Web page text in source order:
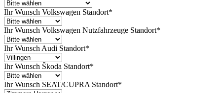
Ihr Wunsch Volkswagen Standort*
Ihr Wunsch Volkswagen Nutzfahrzeuge Standort*
Ihr Wunsch Audi Standort*
Ihr Wunsch Škoda Standort*
Ihr Wunsch SEAT/CUPRA Standort*